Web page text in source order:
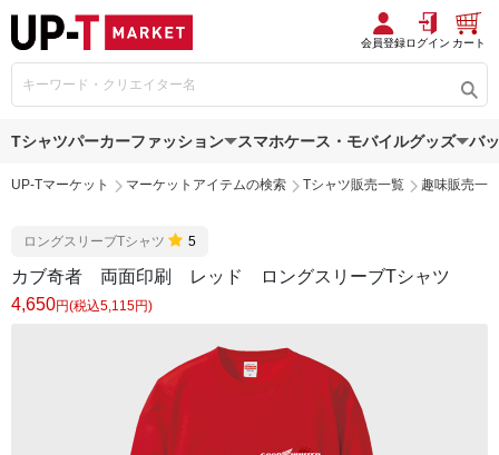
会員登録ログイン カート
Tシャツパーカーファッション スマホケース・モバイルグッズ バ
UP-Tマーケット マーケットアイテムの検索 Tシャツ販売一覧 趣味販売一
ロングスリーブTシャツ 5
カブ奇者 両面印刷 レッド ロングスリーブTシャツ
4,650円(税込5,115円)